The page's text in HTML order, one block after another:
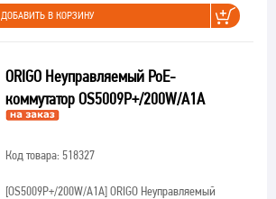
ДОБАВИТЬ В КОРЗИНУ
ORIGO Неуправляемый PoE-
коммутатор OS5009P+/200W/A1A
Код товара: 518327
[OS5009P+/200W/A1A]ORIGO Неуправляемый